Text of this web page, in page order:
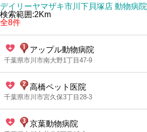
デイリーヤマザキ市川下貝塚店 動物病院
検索範囲:2Km
全8件
アップル動物病院
千葉県市川市南大野1丁目47-9
高橋ペット医院
千葉県市川市宮久保3丁目28-3
京葉動物病院